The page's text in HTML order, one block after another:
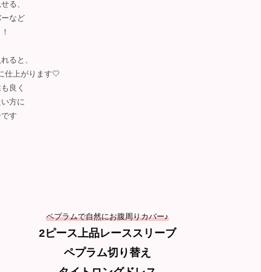
る、
など
ると、
仕上がります🤍
良く
方に
す
ペプラムで自然にお腹周りカバー♪
2ピース上品レーススリーブ
ペプラム切り替え